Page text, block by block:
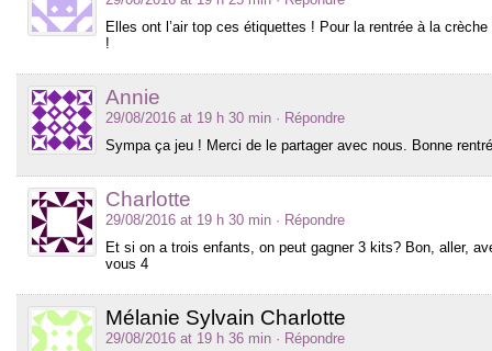
Elles ont l’air top ces étiquettes ! Pour la rentrée à la
!
Annie
29/08/2016 at 19 h 30 min · Répondre
Sympa ça jeu ! Merci de le partager avec nous. Bonne
Charlotte
29/08/2016 at 19 h 30 min · Répondre
Et si on a trois enfants, on peut gagner 3 kits? Bon, aller,
vous 4
Mélanie Sylvain Charlotte
29/08/2016 at 19 h 36 min · Répondre